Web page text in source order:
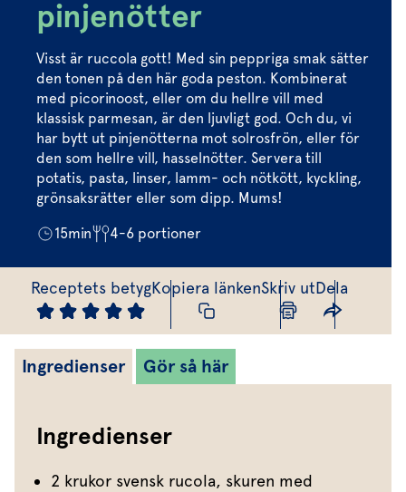
Dressing
Örtolja
Örtsalt & rub
Citronmeliss
Allt om sallat
Vårt sortiment
Våra färska örter
För restaurang &
Dressingen gör salladen
pinjenötter
Visst är ruccola gott! Med sin peppriga smak sätter
den tonen på den här goda peston. Kombinerat
med picorinoost, eller om du hellre vill med
klassisk parmesan, är den ljuvligt god. Och du, vi
har bytt ut pinjenötterna mot solrosfrön, eller för
den som hellre vill, hasselnötter. Servera till
potatis, pasta, linser, lamm- och nötkött, kyckling,
grönsaksrätter eller som dipp. Mums!
15min 4-6 portioner
Receptets betygKopiera länkenSkriv utDela
Ingredienser Gör så här
Ingredienser
2 krukor svensk rucola, skuren med